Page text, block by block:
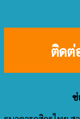
ติดต่
ช่